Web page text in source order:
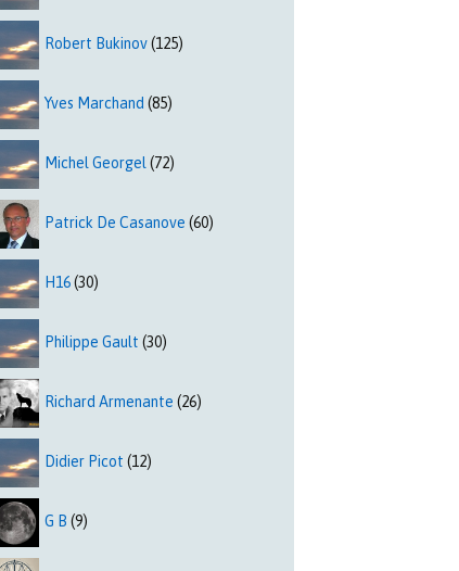
Robert Bukinov(125)
Yves Marchand (85)
Michel Georgel (72)
Patrick De Casanove (60)
H16(30)
Philippe Gault (30)
Richard Armenante (26)
Didier Picot (12)
G B (9)